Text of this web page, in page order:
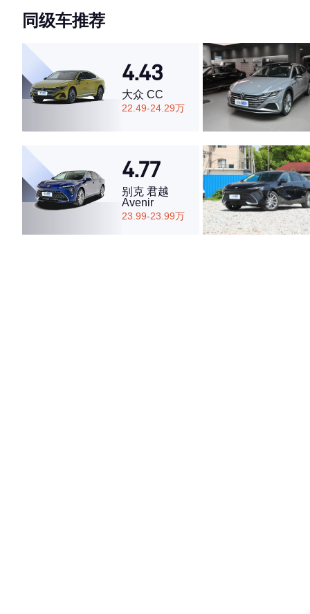
·外观表现一般，低于84%同级车
·空间表现较为优秀，优于92%同级车
同级车推荐
4.43
大众 CC
22.49-24.29万
4.77
别克 君越
Avenir
23.99-23.99万